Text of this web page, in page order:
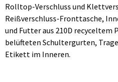
Rolltop-Verschluss und
Reißverschluss-Fronttasche,
und Futter aus 210D
belüfteten Schultergurten,
Etikett im Inneren.